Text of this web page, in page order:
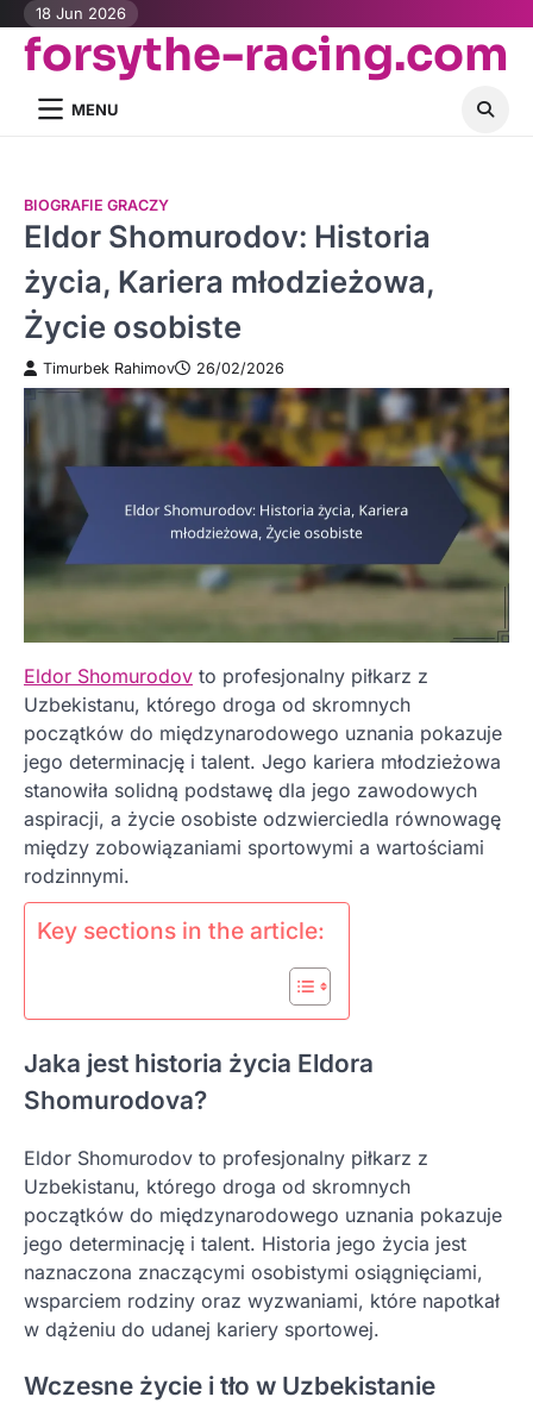
Skip
content
18 Jun 2026
forsythe-racing.com
MENU
BIOGRAFIE GRACZY
Eldor Shomurodov: Historia
życia, Kariera młodzieżowa,
Życie osobiste
Timurbek Rahimov 26/02/2026
Eldor Shomurodov to profesjonalny piłkarz z
Uzbekistanu, którego droga od skromnych
początków do międzynarodowego uznania pokazuje
jego determinację i talent. Jego kariera młodzieżowa
stanowiła solidną podstawę dla jego zawodowych
aspiracji, a życie osobiste odzwierciedla równowagę
między zobowiązaniami sportowymi a wartościami
rodzinnymi.
Key sections in the article:
Jaka jest historia życia Eldora
Shomurodova?
Eldor Shomurodov to profesjonalny piłkarz z
Uzbekistanu, którego droga od skromnych
początków do międzynarodowego uznania pokazuje
jego determinację i talent. Historia jego życia jest
naznaczona znaczącymi osobistymi osiągnięciami,
wsparciem rodziny oraz wyzwaniami, które napotkał
w dążeniu do udanej kariery sportowej.
Wczesne życie i tło w Uzbekistanie